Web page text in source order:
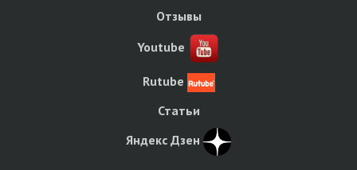
Отзывы
Youtube
Rutube
Статьи
Яндекс Дзен